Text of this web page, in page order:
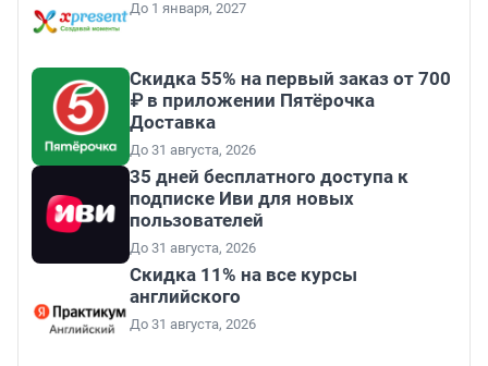
До 1 января, 2027
Скидка 55% на первый заказ от 700
₽ в приложении Пятёрочка
Доставка
До 31 августа, 2026
35 дней бесплатного доступа к
подписке Иви для новых
пользователей
До 31 августа, 2026
Скидка 11% на все курсы
английского
До 31 августа, 2026